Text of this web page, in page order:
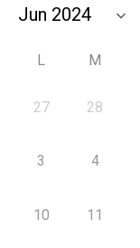
L M
27 28
3 4
10 11